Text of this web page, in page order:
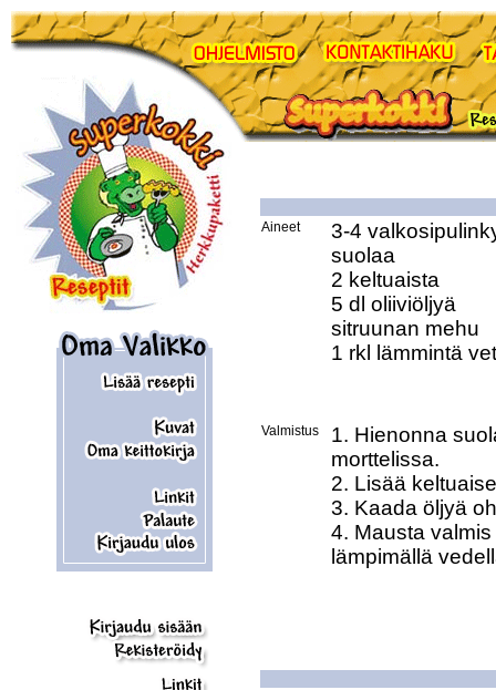
Aineet
3-4
suolaa
2 keltuaista
5 dl oliiviöljyä
sitruunan mehu
1 rkl lämmintä
Valmistus
1. Hienonna
morttelissa.
2. Lisää
3. Kaada öljyä
4. Mausta
lämpimällä